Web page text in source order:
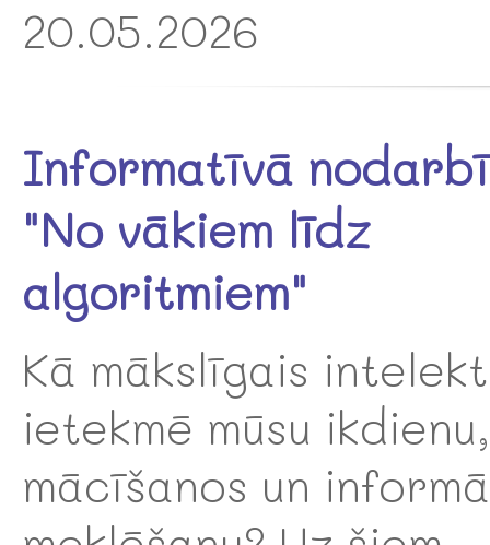
20.05.2026
Informatīvā
"No vākiem līdz
algoritmiem"
Kā mākslīgais
ietekmē mūsu ikdienu,
mācīšanos un